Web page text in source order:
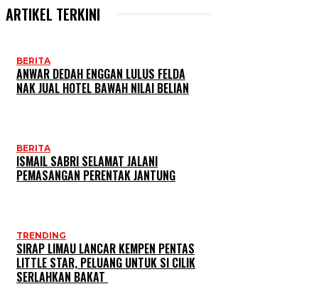
ARTIKEL TERKINI
BERITA
ANWAR DEDAH ENGGAN LULUS FELDA
NAK JUAL HOTEL BAWAH NILAI BELIAN
BERITA
ISMAIL SABRI SELAMAT JALANI
PEMASANGAN PERENTAK JANTUNG
TRENDING
SIRAP LIMAU LANCAR KEMPEN PENTAS
LITTLE STAR, PELUANG UNTUK SI CILIK
SERLAHKAN BAKAT